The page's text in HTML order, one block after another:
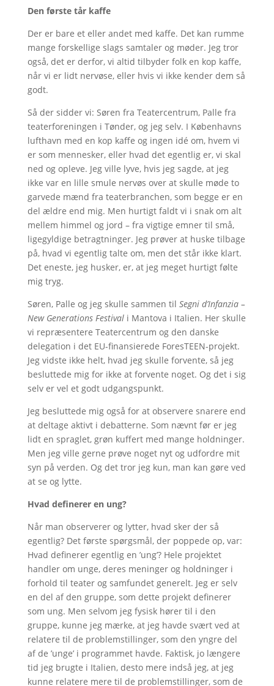
Den første tår kaffe
Der er bare et eller andet med kaffe. Det kan rumme
mange forskellige slags samtaler og møder. Jeg tror
også, det er derfor, vi altid tilbyder folk en kop kaffe,
når vi er lidt nervøse, eller hvis vi ikke kender dem så
godt.
Så der sidder vi: Søren fra Teatercentrum, Palle fra
teaterforeningen i Tønder, og jeg selv. I Københavns
lufthavn med en kop kaffe og ingen idé om, hvem vi
er som mennesker, eller hvad det egentlig er, vi skal
ned og opleve. Jeg ville lyve, hvis jeg sagde, at jeg
ikke var en lille smule nervøs over at skulle møde to
garvede mænd fra teaterbranchen, som begge er en
del ældre end mig. Men hurtigt faldt vi i snak om alt
mellem himmel og jord – fra vigtige emner til små,
ligegyldige betragtninger. Jeg prøver at huske tilbage
på, hvad vi egentlig talte om, men det står ikke klart.
Det eneste, jeg husker, er, at jeg meget hurtigt følte
mig tryg.
Søren, Palle og jeg skulle sammen til Segni d’Infanzia –
New Generations Festivali Mantova i Italien. Her skulle
vi repræsentere Teatercentrum og den danske
delegation i det EU-finansierede ForesTEEN-projekt.
Jeg vidste ikke helt, hvad jeg skulle forvente, så jeg
besluttede mig for ikke at forvente noget. Og det i sig
selv er vel et godt udgangspunkt.
Jeg besluttede mig også for at observere snarere end
at deltage aktivt i debatterne. Som nævnt før er jeg
lidt en spraglet, grøn kuffert med mange holdninger.
Men jeg ville gerne prøve noget nyt og udfordre mit
syn på verden. Og det tror jeg kun, man kan gøre ved
at se og lytte.
Hvad definerer en ung?
Når man observerer og lytter, hvad sker der så
egentlig? Det første spørgsmål, der poppede op, var:
Hvad definerer egentlig en ’ung’? Hele projektet
handler om unge, deres meninger og holdninger i
forhold til teater og samfundet generelt. Jeg er selv
en del af den gruppe, som dette projekt definerer
som ung. Men selvom jeg fysisk hører til i den
gruppe, kunne jeg mærke, at jeg havde svært ved at
relatere til de problemstillinger, som den yngre del
af de ’unge’ i programmet havde. Faktisk, jo længere
tid jeg brugte i Italien, desto mere indså jeg, at jeg
kunne relatere mere til de problemstillinger, som de